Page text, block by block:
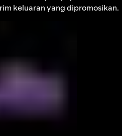
keluaran yang dipromosikan.